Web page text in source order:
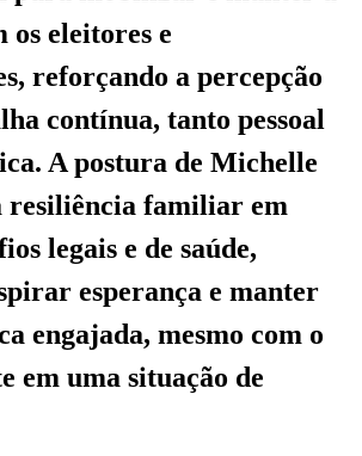
os eleitores e
reforçando a percepção
contínua, tanto pessoal
A postura de Michelle
resiliência familiar em
legais e de saúde,
esperança e manter
engajada, mesmo com o
em uma situação de